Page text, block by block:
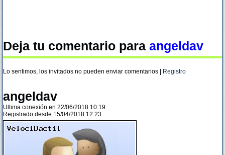
Deja tu comentario para angeldav
Lo sentimos, los invitados no pueden enviar comentarios | Registro
angeldav
Ultima conexión en 22/06/2018 10:19
Registrado desde 15/04/2018 12:23